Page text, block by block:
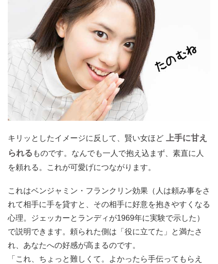
キリッとしたイメージに反して、賢い女ほど 上手に甘え
られる ものです。なんでも一人で抱え込まず、素直に人
を頼れる。これが可愛げにつながります。
これはベンジャミン・フランクリン効果（人は頼み事をさ
れて相手に手を貸すと、その相手に好意を抱きやすくなる
心理。ジェッカーとランディが1969年に実験で示した）
で説明できます。頼られた側は「役に立てた」と満たさ
れ、あなたへの好感が高まるのです。
「これ、ちょっと難しくて。よかったら手伝ってもらえ